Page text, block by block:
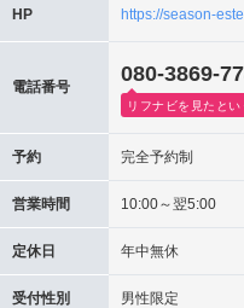
HP https://season-
電話番号
080-3869-
リフナビを見たと
予約 完全予約制
営業時間 10:00～翌5:00
定休日 年中無休
受付性別 男性限定